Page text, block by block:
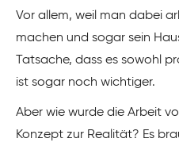
Vor allem, weil man dabei
machen und sogar sein
Tatsache, dass es sowohl
ist sogar noch wichtiger.
Aber wie wurde die Arbeit
Konzept zur Realität? Es